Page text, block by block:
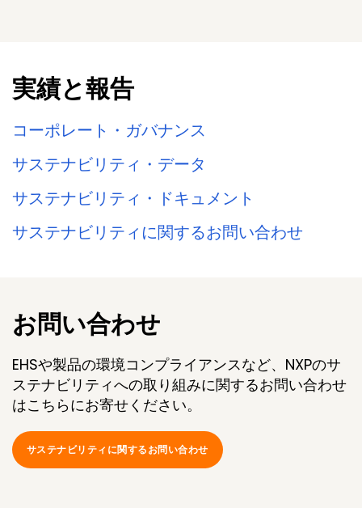
実績と報告
コーポレート・ガバナンス
サステナビリティ・データ
サステナビリティ・ドキュメント
サステナビリティに関するお問い合わせ
お問い合わせ
EHSや製品の環境コンプライアンスなど、NXPのサ
ステナビリティへの取り組みに関するお問い合わせ
はこちらにお寄せください。
サステナビリティに関するお問い合わせ